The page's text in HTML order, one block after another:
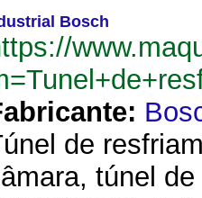
Bosch
de
túnel